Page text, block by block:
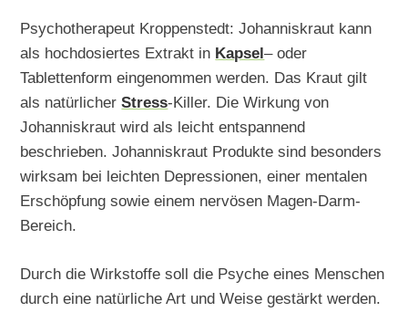
Psychotherapeut Kroppenstedt: Johanniskraut kann
als hochdosiertes Extrakt in Kapsel– oder
Tablettenform eingenommen werden. Das Kraut gilt
als natürlicherStress-Killer. Die Wirkung von
Johanniskraut wird als leicht entspannend
beschrieben. Johanniskraut Produkte sind besonders
wirksam bei leichten Depressionen, einer mentalen
Erschöpfung sowie einem nervösen Magen-Darm-
Bereich.
Durch die Wirkstoffe soll die Psyche eines Menschen
durch eine natürliche Art und Weise gestärkt werden.